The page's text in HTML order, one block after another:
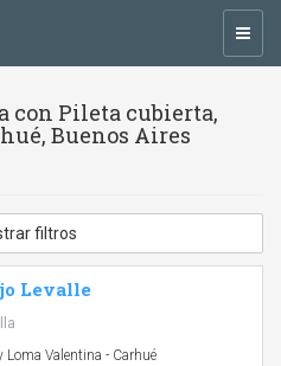
con Pileta cubierta,
Buenos Aires
filtros
Levalle
Loma Valentina - Carhué